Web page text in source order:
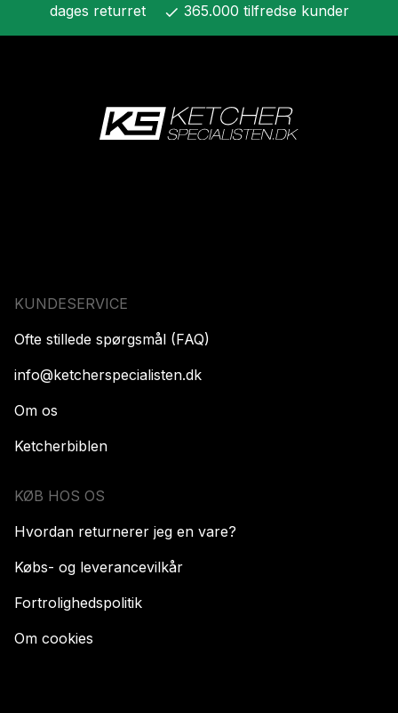
dages returret
check 365.000 tilfredse kunder
KUNDESERVICE
Ofte stillede spørgsmål (FAQ)
info@ketcherspecialisten.dk
Om os
Ketcherbiblen
KØB HOS OS
Hvordan returnerer jeg en vare?
Købs- og leverancevilkår
Fortrolighedspolitik
Om cookies